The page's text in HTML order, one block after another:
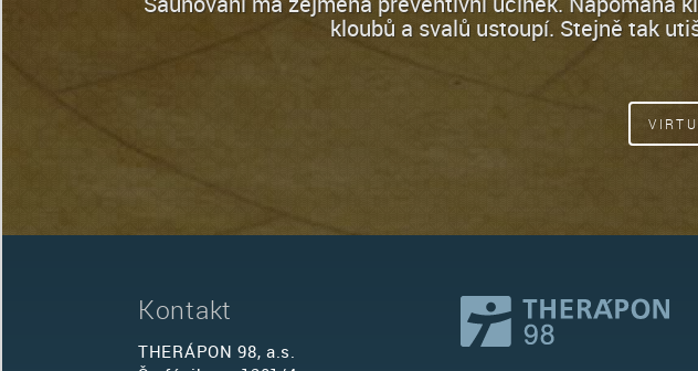
kloubů a svalů ustoupí. Stejně tak
Kontakt
THERÁPON 98, a.s.